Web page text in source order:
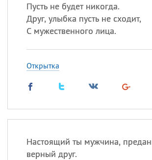
Пусть не будет никогда.
Друг, улыбка пусть не сходит,
С мужественного лица.
Открытка
Настоящий ты мужчина,
верный друг.